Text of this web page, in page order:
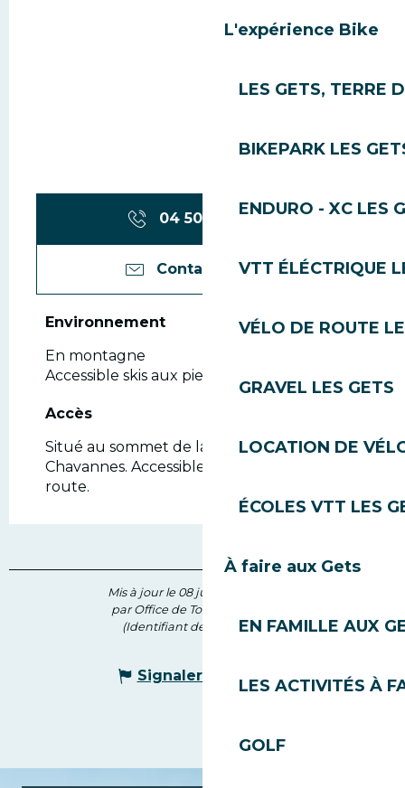
L'expérience Bike
LES GETS, TERRE
BIKEPARK LES
ENDURO - XC LES
VTT ÉLÉCTRIQUE
VÉLO DE ROUTE
GRAVEL LES GETS
LOCATION DE
ÉCOLES VTT LES
À faire aux Gets
EN FAMILLE AUX
LES ACTIVITÉS À
GOLF
04 50 79 72▒▒
Contactez-nous
Environnement
Environnement
En montagne
Accessible skis aux pieds
Accès
Accès
Situé au sommet de la télécabine des
Chavannes. Accessible également par la
route.
Mis à jour le 08 juillet 2026 à 12:06
par Office de Tourisme des Gets
(Identifiant de l'offre :171115)
Signaler une erreur